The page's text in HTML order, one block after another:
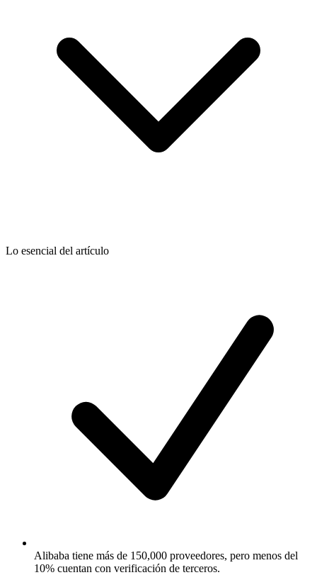
Lo esencial del artículo
Alibaba tiene más de 150,000 proveedores, pero menos del
10% cuentan con verificación de terceros.